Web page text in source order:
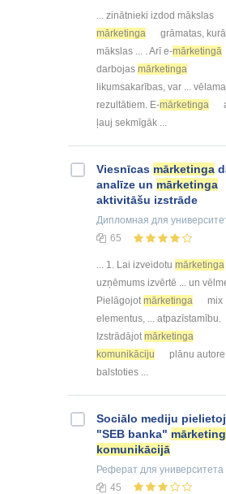
... zinātnieki izdod mākslas
mārketinga
grāmatas,
mākslas ... . Arī e-mārketingā
darbojas mārketinga
likumsakarības, var ...
rezultātiem. E-mārketinga
ļauj sekmīgāk ...
Viesnīcas mārketinga
analīze un mārketinga
aktivitāšu izstrāde
Дипломная для
65
... 1. Lai izveidotu mārketinga
uzņēmums izvērtē ... un
Pielāgojot mārketinga
mix
elementus, ... atpazīstamību.
Izstrādājot mārketinga
komunikāciju
plānu autore
balstoties ...
Sociālo mediju
"SEB banka"
komunikācijā
Реферат для университета
45